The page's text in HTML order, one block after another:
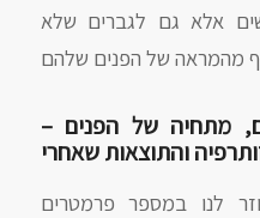
אלא גם לגברים שלא
מתחיה של הפנים –
והתוצאות שאחרי
לנו במספר פרמטרים